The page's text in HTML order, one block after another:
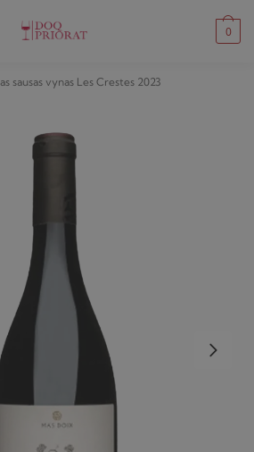
0
sausas vynas Les Crestes 2023